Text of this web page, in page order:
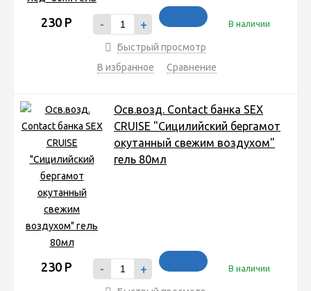
230 Р - + В наличии
Быстрый просмотр
В избранное
Сравнение
Осв.возд. Соntact банка SEX
CRUISE "Сицилийский бергамот
окутанный свежим воздухом"
гель 80мл
230 Р - + В наличии